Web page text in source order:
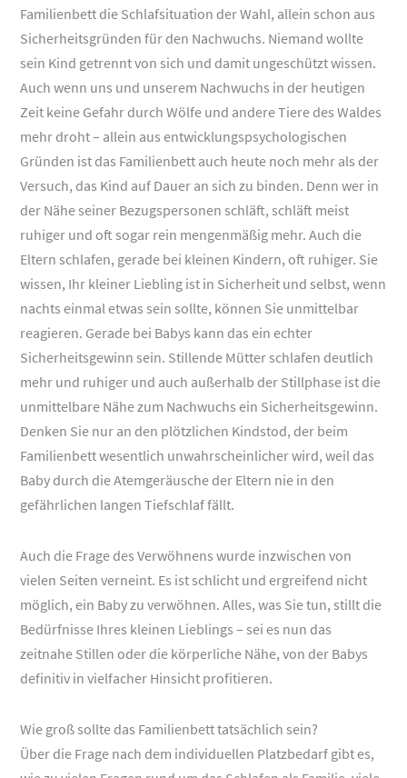
Familienbett die Schlafsituation der Wahl, allein schon aus
Sicherheitsgründen für den Nachwuchs. Niemand wollte
sein Kind getrennt von sich und damit ungeschützt wissen.
Auch wenn uns und unserem Nachwuchs in der heutigen
Zeit keine Gefahr durch Wölfe und andere Tiere des Waldes
mehr droht – allein aus entwicklungspsychologischen
Gründen ist das Familienbett auch heute noch mehr als der
Versuch, das Kind auf Dauer an sich zu binden. Denn wer in
der Nähe seiner Bezugspersonen schläft, schläft meist
ruhiger und oft sogar rein mengenmäßig mehr. Auch die
Eltern schlafen, gerade bei kleinen Kindern, oft ruhiger. Sie
wissen, Ihr kleiner Liebling ist in Sicherheit und selbst, wenn
nachts einmal etwas sein sollte, können Sie unmittelbar
reagieren. Gerade bei Babys kann das ein echter
Sicherheitsgewinn sein. Stillende Mütter schlafen deutlich
mehr und ruhiger und auch außerhalb der Stillphase ist die
unmittelbare Nähe zum Nachwuchs ein Sicherheitsgewinn.
Denken Sie nur an den plötzlichen Kindstod, der beim
Familienbett wesentlich unwahrscheinlicher wird, weil das
Baby durch die Atemgeräusche der Eltern nie in den
gefährlichen langen Tiefschlaf fällt.
Auch die Frage des Verwöhnens wurde inzwischen von
vielen Seiten verneint. Es ist schlicht und ergreifend nicht
möglich, ein Baby zu verwöhnen. Alles, was Sie tun, stillt die
Bedürfnisse Ihres kleinen Lieblings – sei es nun das
zeitnahe Stillen oder die körperliche Nähe, von der Babys
definitiv in vielfacher Hinsicht profitieren.
Wie groß sollte das Familienbett tatsächlich sein?
Über die Frage nach dem individuellen Platzbedarf gibt es,